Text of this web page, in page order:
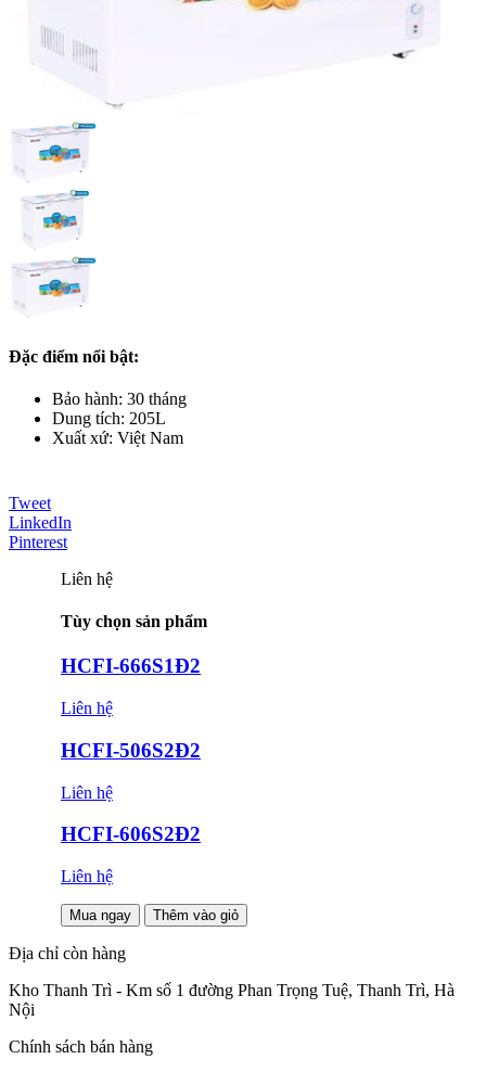
Đặc điểm nổi bật:
Bảo hành: 30 tháng
Dung tích: 205L
Xuất xứ: Việt Nam
Tweet
LinkedIn
Pinterest
Liên hệ
Tùy chọn sản phẩm
HCFI-666S1Đ2
Liên hệ
HCFI-506S2Đ2
Liên hệ
HCFI-606S2Đ2
Liên hệ
Mua ngay Thêm vào giỏ
Địa chỉ còn hàng
Kho Thanh Trì - Km số 1 đường Phan Trọng Tuệ, Thanh Trì, Hà
Nội
Chính sách bán hàng